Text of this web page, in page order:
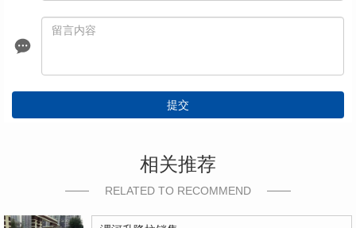
提交
相关推荐
RELATED TO RECOMMEND